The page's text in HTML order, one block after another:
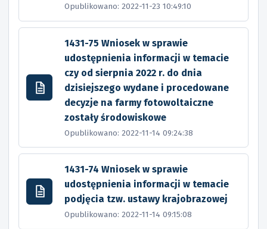
Opublikowano: 2022-11-23 10:49:10
1431-75 Wniosek w sprawie
udostępnienia informacji w temacie
czy od sierpnia 2022 r. do dnia
dzisiejszego wydane i procedowane
decyzje na farmy fotowoltaiczne
zostały środowiskowe
Opublikowano: 2022-11-14 09:24:38
1431-74 Wniosek w sprawie
udostępnienia informacji w temacie
podjęcia tzw. ustawy krajobrazowej
Opublikowano: 2022-11-14 09:15:08